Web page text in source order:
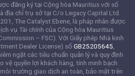
đăng ký tại Cộng hòa Mauritius với số
địa chỉ trụ sở tại C/o Legacy Capital Ltd.
The Catalyst Ebene, là pháp nhân được
vụ Tài chính của Cộng hòa Mauritius
– FSC). Với Giấy phép Nhà kinh
Dealer License) sốGB25205645
ngặt các tiêu chuẩn quản lý và quy định
vệ quyền lợi khách hàng, tính minh bạch
trường giao dịch an toàn, bảo mật trên